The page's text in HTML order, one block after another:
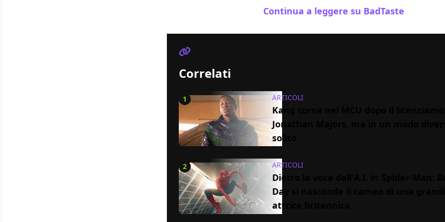
Continua a leggere su BadTaste
Correlati
1 ARTICOLI
Kang torna nel MCU dopo il
Jonathan Majors, ma in un modo
solito
2 ARTICOLI
Dietro la voce dell'A.I. in Spider-Man:
Day si nasconde il cameo di una
attrice britannica